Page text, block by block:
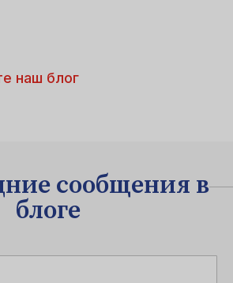
наш блог
сообщения в
блоге